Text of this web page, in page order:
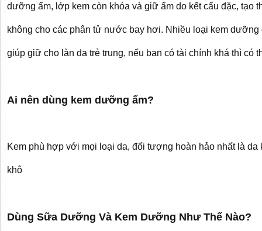
dưỡng ẩm, lớp kem còn khóa và giữ ẩm do kết cấu đặc, tạo
không cho các phân tử nước bay hơi. Nhiều loại kem dưỡng
giúp giữ cho làn da trẻ trung, nếu bạn có tài chính khá thì có
Ai nên dùng kem dưỡng ẩm?
Kem phù hợp với mọi loại da, đối tượng hoàn hảo nhất là
khô
Dùng Sữa Dưỡng Và Kem Dưỡng Như Thế Nào?